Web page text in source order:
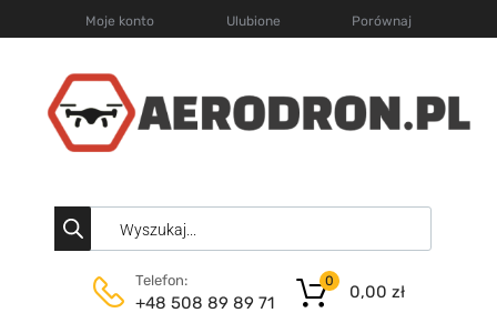
Moje konto Ulubione Porównaj
Telefon:
+48 508 89 89 71
0,00 zł
0